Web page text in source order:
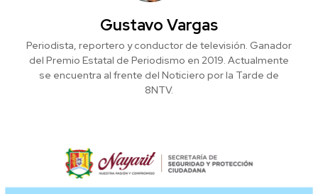
Gustavo Vargas
Periodista, reportero y conductor de televisión. Ganador
del Premio Estatal de Periodismo en 2019. Actualmente
se encuentra al frente del Noticiero por la Tarde de
8NTV.